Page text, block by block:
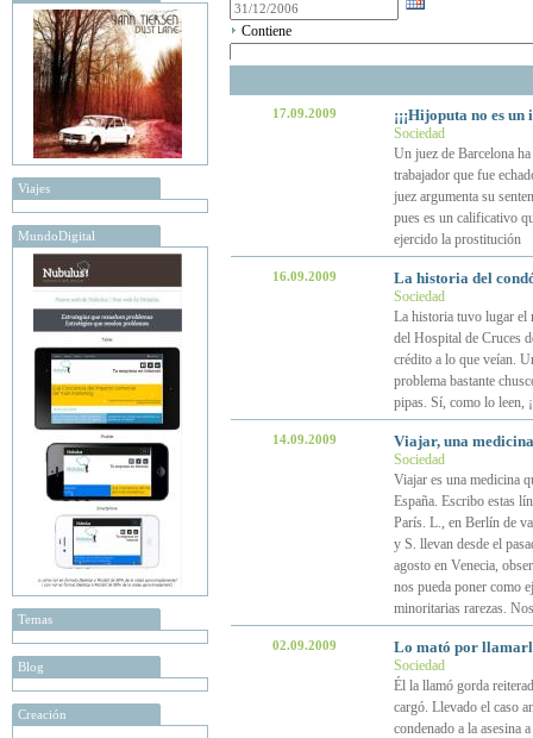
Viajes
MundoDigital
Temas
Blog
Creación
Contiene
17.09.2009 ¡¡¡Hijoputa no es
Sociedad
Un juez de Barcelona
trabajador que fue
juez argumenta su
pues es un calificativo
ejercido la prostitución
16.09.2009 La historia del
Sociedad
La historia tuvo lugar el
del Hospital de Cruces
crédito a lo que veían.
problema bastante
pipas. Sí, como lo leen,
14.09.2009 Viajar, una
Sociedad
Viajar es una medicina
España. Escribo estas
París. L., en Berlín de
y S. llevan desde el
agosto en Venecia,
nos pueda poner como
minoritarias rarezas.
02.09.2009 Lo mató por
Sociedad
Él la llamó gorda
cargó. Llevado el caso
condenado a la asesina